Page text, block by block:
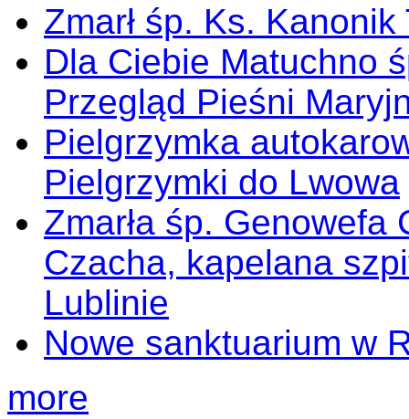
Zmarł śp. Ks.
Dla Ciebie Matuchno
Przegląd Pieśni
Pielgrzymka
Pielgrzymki do Lwowa
Zmarła śp.
Czacha, kapelana
Lublinie
Nowe sanktuarium w
more